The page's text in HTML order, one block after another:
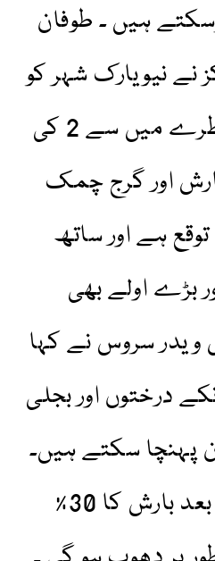
ہیں ۔ طوفان
نے نیویارک شہر کو
5 شدید موسمی خطرے میں سے 2 کی
اور گرج چمک
ہے اور ساتھ
بڑے اولے بھی
سروس نے کہا
درختوں اور بجلی
پہنچا سکتے ہیں۔
آج: شام 5 بجے کے بعد بارش کا 30٪